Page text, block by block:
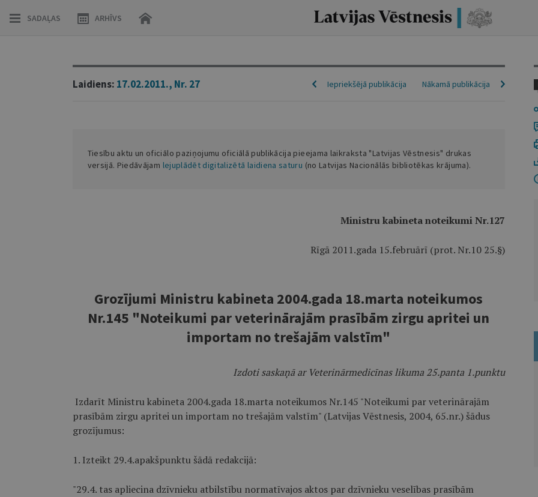
SADAĻAS ARHĪVS
Laidiens: 17.02.2011., Nr. 27 Nākamā publikācija
Iepriekšējā publikācija
Tiesību aktu un oficiālo paziņojumu oficiālā publikācija pieejama laikraksta "Latvijas Vēstnesis" drukas
versijā. Piedāvājam lejuplādēt digitalizētā laidiena saturu (no Latvijas Nacionālās bibliotēkas krājuma).
Ministru kabineta noteikumi Nr.127
Rīgā 2011.gada 15.februārī (prot. Nr.10 25.§)
Grozījumi Ministru kabineta 2004.gada 18.marta noteikumos
Nr.145 "Noteikumi par veterinārajām prasībām zirgu apritei un
importam no trešajām valstīm"
Izdoti saskaņā ar Veterinārmedicīnas likuma 25.panta 1.punktu
Izdarīt Ministru kabineta 2004.gada 18.marta noteikumos Nr.145 "Noteikumi par veterinārajām
prasībām zirgu apritei un importam no trešajām valstīm" (Latvijas Vēstnesis, 2004, 65.nr.) šādus
grozījumus:
1. Izteikt 29.4.apakšpunktu šādā redakcijā:
"29.4. tas apliecina dzīvnieku atbilstību normatīvajos aktos par dzīvnieku veselības prasībām